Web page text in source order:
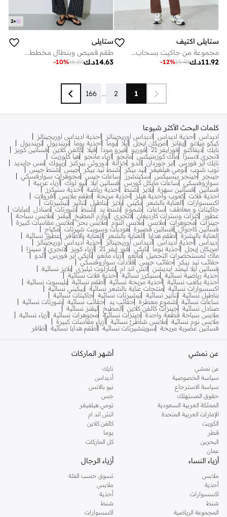
ستايلي اكتيف
مجموعة من جاكيت بسحاب وتفاصيل درزات وليقنز
د.ك11.92
13.48
-12%
+
2
ستايلي
طقم قميص وبنطال مخطط - أسود
د.ك14.63
16.20
-10%
1
2
...
166
كلمات البحث الأكثر شيوعا
اديداس احذية اديداس اديداس اوريجينالز
احذية اديداس اوريجينالز
كيكو ميلانو
إيفانز امريكان ايجل ايلا بوما احذية بوما ترينديول ترينديول
نايك ديفاكتو فورايفر 21 فوريو فيرو مودا فيلا كالفن كلاين فساتين كويز
لانجري لاسنزا
ماك كوزمتيكس مانجو ازياء مانجو
هيا كلوزيت
نايك اير فورس
اير جوردان الدو خزانة دوروثي بيركنز ريبوك مس جايديد
توب شوب تومي هيلفيغر تيد بيكر شنط تيد بيكر جيس
شنط جيس
جينجر
جينجر بيسيكس سكيتشرز ساعات جيس مجوهرات سوارفسكي
سواروفسكي
ساعات مايكل كورس فساتين ايلا نيو لوك أزياء عربية
فساتين
فساتين سهرة بلايز شنط احذية رياضة
احذية سنيكرز
احذية فلات كعوب واحذية هيلز احذية مريحة اطقم ملابس
افرولات
اكسسوارات
العناية بالشعر بكيني بلايز بناطيل تنانير
تيشيرتات
جاكيتات و معاطف
ساعات شموع شنط يد شنط شورتات صنادل
عبايات
عطور
كنزات وسترات كارديغان لانجري لوازم المطبخ ليقنز
ملابس سباحة
جينزات مجوهرات ملابس ملابس النوم ملابس بحر ملابس مقاسات كبيرة
فساتين كاجوال
فساتين قصيرة هوديات وسويت شيرتات مكياج
العناية بالبشرة أطقم هدايا العناية بالشعر العناية بالأظافر
عطور نسائية
أديداس أحذية أديداس أديداس أوريجينالز
أحذية أديداس أوريجينالز
أمريكان إيجل أحذية بوما نايكي فور إيفر 21 أزياء كويز
لانجري لا سينزا
ماك لمستحضرات التجميل مانغو أزياء مانغو نايكي اير فورس ألدو
حقائب تيد بيكر
حقائب جيس
قلادات سواروفسكي
فساتين ايلا ليمتد ايديشن
اتش اند ام شارلوت تيلبري بلايز نسائية
أحذية رياضية نسائية
سنيكرز نسائية أحذية فلات نسائية
أحذية بكعب نسائية أحذية مريحة نسائية أطقم نسائية بليسوت نسائية
اكسسوارات نسائية منتجات عناية بالشعر نسائية بيكيني نسائية
بناطيل نسائية تنانير نسائية تيشيرتات نسائية جاكيتات نسائية
ساعات نسائية
شموع معطرة حقائب يد حقائب نسائية
شورتات نسائية
صنادل نسائية جينزات كالفن كلاين المطبخ
ليقنز نسائية
ملابس سباحة قطعة واحدة جينزات نسائية مجوهرات نسائية أزياء نسائية
ملابس نوم نسائية ملابس شاطئ نسائية أزياء مقاسات كبيرة
فساتين عصرية مريحة
سويتشيرتات نسائية أطقم هدايا نسائية أظافر
عن نمشي
عن نمشي
سياسة الخصوصية
سياسة الاسترجاع
حقوق المستهلك
المملكة العربية السعودية
الإمارات العربية المتحدة
الكويت
قطر
البحرين
عمان
أشهر الماركات
نايك
أديداس
نيو بالانس
جس
تومي هيلفيغر
اتش اند ام
كالفن كلاين
بوما
كل الماركات
أزياء النساء
ملابس
أحذية
اكسسوارات
شنط
المجموعة الرياضية
أزياء الرجال
تسوق حسب الفئة
ملابس
أحذية
شنط
اكسسوارات